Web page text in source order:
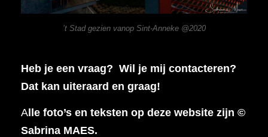
’t Stad gezien vanop Sint-Anneke @2020
Heb je een vraag? Wil je mij contacteren?
Dat kan uiteraard en graag!
Alle foto’s en teksten op deze website zijn ©
Sabrina MAES.